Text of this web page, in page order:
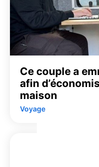
Ce couple a
afin
maison
Voyage